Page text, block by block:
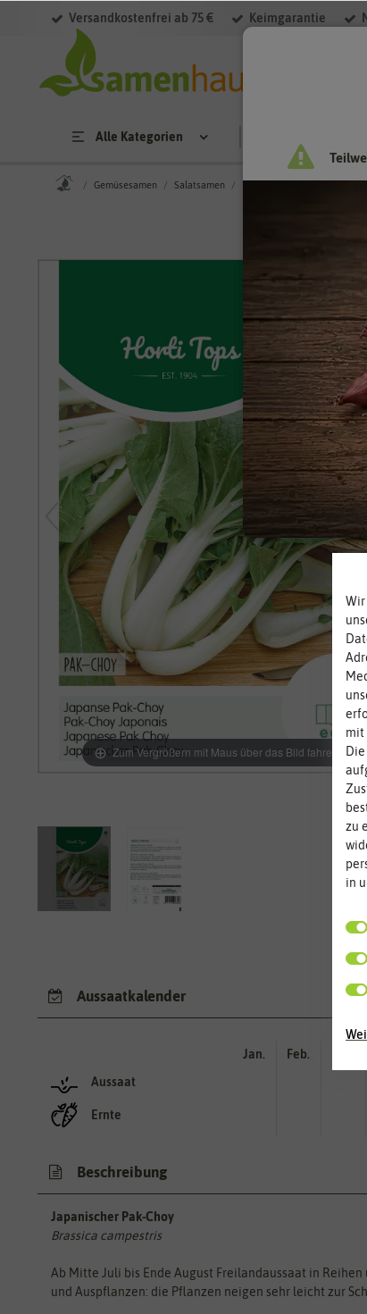
Versandkostenfrei ab 75 € Keimgarantie
Alle Kategorien
Gemüsesamen Salatsamen
Zum Vergrößern mit Maus über das Bild fahren
Aussaatkalender
Aussaat
Ernte
Jan. Feb.
Beschreibung
Japanischer Pak-Choy
Brassica campestris
Ab Mitte Juli bis Ende August Freilandaussaat in
und Auspflanzen: die Pflanzen neigen sehr leicht zur
Wir
mit
zu
in